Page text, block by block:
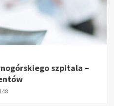
szpitala –
148